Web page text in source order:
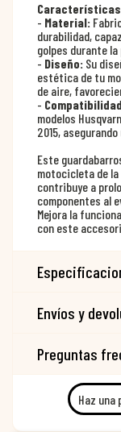
- Material:
durabilidad,
golpes durante
- Diseño: Su
estética de tu
de aire,
-
modelos
2015,
Este
motocicleta de
contribuye a
componentes al
Mejora la
con este
Envíos y
Preguntas
Haz